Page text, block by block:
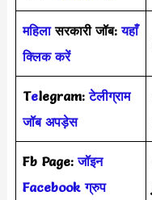
महिलासरकारी जॉब: यहाँ
क्लिक करें
Telegram: टेलीग्राम
जॉब अपड़ेस
Fb Page:जॉइन
Facebook ग्रुप